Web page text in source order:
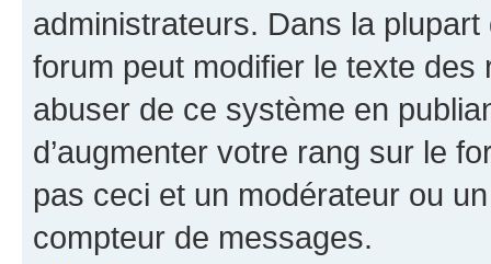
administrateurs. Dans la
forum peut modifier le texte
abuser de ce système en
d’augmenter votre rang sur le
pas ceci et un modérateur ou
compteur de messages.